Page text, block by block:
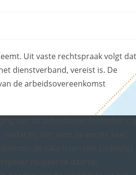
Uit vaste rechtspraak volgt
dienstverband, vereist is. De
de arbeidsovereenkomst
van de arbeidsovereenkomst